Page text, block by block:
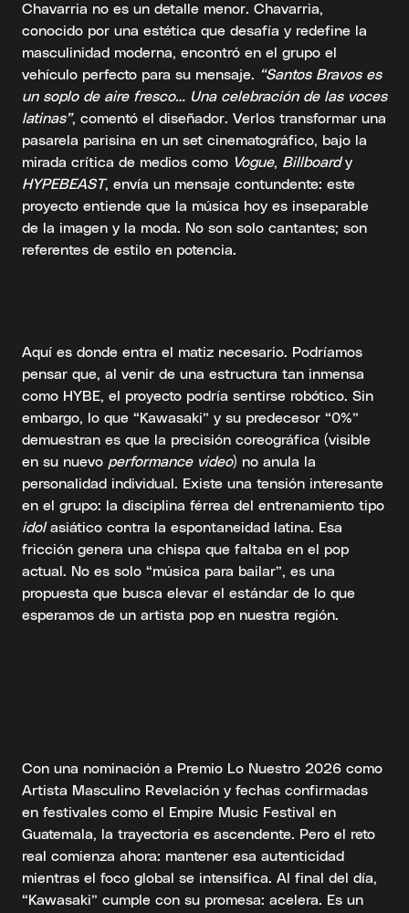
Chavarria no es un detalle menor. Chavarria,
conocido por una estética que desafía y redefine la
masculinidad moderna, encontró en el grupo el
vehículo perfecto para su mensaje. “Santos Bravos es
un soplo de aire fresco… Una celebración de las voces
latinas”, comentó el diseñador. Verlos transformar una
pasarela parisina en un set cinematográfico, bajo la
mirada crítica de medios como Vogue, Billboardy
HYPEBEAST, envía un mensaje contundente: este
proyecto entiende que la música hoy es inseparable
de la imagen y la moda. No son solo cantantes; son
referentes de estilo en potencia.
Aquí es donde entra el matiz necesario. Podríamos
pensar que, al venir de una estructura tan inmensa
como HYBE, el proyecto podría sentirse robótico. Sin
embargo, lo que “Kawasaki” y su predecesor “0%”
demuestran es que la precisión coreográfica (visible
en su nuevo performance video) no anula la
personalidad individual. Existe una tensión interesante
en el grupo: la disciplina férrea del entrenamiento tipo
idolasiático contra la espontaneidad latina. Esa
fricción genera una chispa que faltaba en el pop
actual. No es solo “música para bailar”, es una
propuesta que busca elevar el estándar de lo que
esperamos de un artista pop en nuestra región.
Con una nominación a Premio Lo Nuestro 2026 como
Artista Masculino Revelación y fechas confirmadas
en festivales como el Empire Music Festival en
Guatemala, la trayectoria es ascendente. Pero el reto
real comienza ahora: mantener esa autenticidad
mientras el foco global se intensifica. Al final del día,
“Kawasaki” cumple con su promesa: acelera. Es un